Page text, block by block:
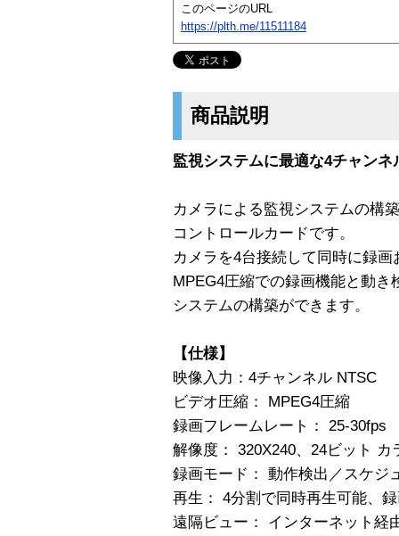
このページのURL
https://plth.me/11511184
商品説明
監視システムに最適な4チャン
カメラによる監視システムの構
コントロールカードです。
カメラを4台接続して同時に録
MPEG4圧縮での録画機能と動
システムの構築ができます。
【仕様】
映像入力：4チャンネル NTSC
ビデオ圧縮： MPEG4圧縮
録画フレームレート： 25-30fps
解像度： 320X240、24ビット カ
録画モード： 動作検出／スケジ
再生： 4分割で同時再生可能、
遠隔ビュー： インターネット経